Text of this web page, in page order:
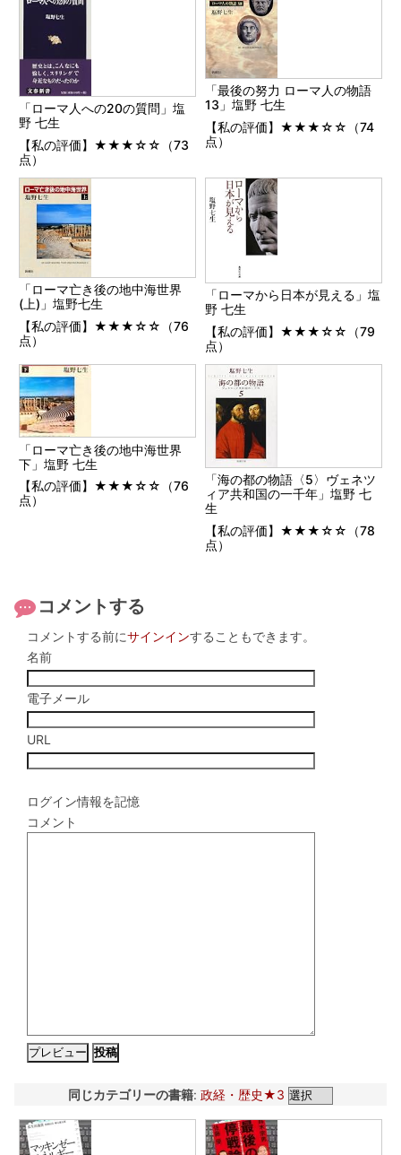
「ローマ人への20の質問」塩
野 七生
【私の評価】★★★☆☆（73
点）
「最後の努力 ローマ人の物語
13」塩野 七生
【私の評価】★★★☆☆（74
点）
「ローマ亡き後の地中海世界
(上)」塩野七生
【私の評価】★★★☆☆（76
点）
「ローマから日本が見える」塩
野 七生
【私の評価】★★★☆☆（79
点）
「ローマ亡き後の地中海世界
下」塩野 七生
【私の評価】★★★☆☆（76
点）
「海の都の物語〈5〉ヴェネツ
ィア共和国の一千年」塩野 七
生
【私の評価】★★★☆☆（78
点）
コメントする
コメントする前にサインインすることもできます。
名前
電子メール
URL
ログイン情報を記憶
コメント
同じカテゴリーの書籍: 政経・歴史★3